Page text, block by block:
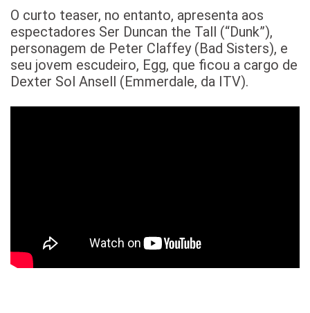
O curto teaser, no entanto, apresenta aos
espectadores Ser Duncan the Tall (“Dunk”),
personagem de Peter Claffey (Bad Sisters), e
seu jovem escudeiro, Egg, que ficou a cargo de
Dexter Sol Ansell (Emmerdale, da ITV).